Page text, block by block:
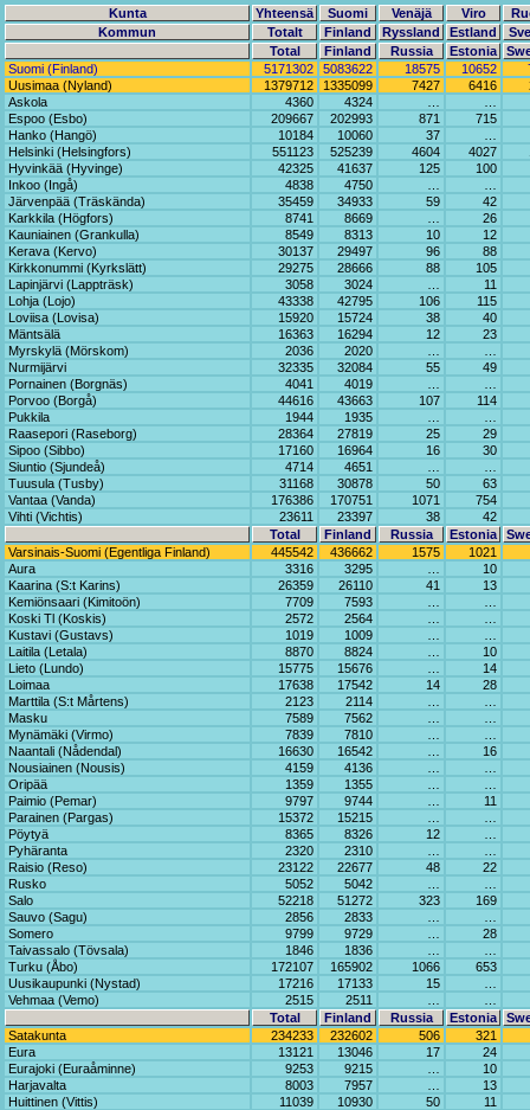
Kunta Yhteensä Suomi Venäjä Viro
Kommun
Totalt Finland Ryssland Estland
Total
Finland Russia Estonia
Suomi (Finland)
5171302 5083622 18575 10652
Uusimaa (Nyland)
1379712 1335099 7427 6416
Askola
4360 4324
Espoo (Esbo)
209667 202993 871
715
Hanko (Hangö)
10184 10060 37
Helsinki (Helsingfors)
551123 525239 4604 4027
Hyvinkää (Hyvinge)
42325 41637 125
100
Inkoo (Ingå)
4838 4750
Järvenpää (Träskända)
35459 34933 59
42
Karkkila (Högfors)
8741 8669
26
Kauniainen (Grankulla)
8549 8313 10
12
Kerava (Kervo)
30137 29497 96
88
Kirkkonummi (Kyrkslätt)
29275 28666 88
105
Lapinjärvi (Lappträsk)
3058 3024
11
Lohja (Lojo)
43338 42795 106
115
Loviisa (Lovisa)
15920 15724 38
40
Mäntsälä
16363 16294 12
23
Myrskylä (Mörskom)
2036 2020
Nurmijärvi
32335 32084 55
49
Pornainen (Borgnäs)
4041 4019
Porvoo (Borgå)
44616 43663 107
114
Pukkila
1944 1935
Raasepori (Raseborg)
28364 27819 25
29
Sipoo (Sibbo)
17160 16964 16
30
Siuntio (Sjundeå)
4714 4651
Tuusula (Tusby)
31168 30878 50
63
Vantaa (Vanda)
176386 170751 1071
754
Vihti (Vichtis)
23611 23397 38
42
Total
Finland Russia Estonia
Varsinais-Suomi (Egentliga Finland)
445542 436662 1575
1021
Aura
3316 3295
10
Kaarina (S:t Karins)
26359 26110 41
13
Kemiönsaari (Kimitoön)
7709 7593
Koski Tl (Koskis)
2572 2564
Kustavi (Gustavs)
1019 1009
Laitila (Letala)
8870 8824
10
Lieto (Lundo)
15775 15676
14
Loimaa
17638 17542 14
28
Marttila (S:t Mårtens)
2123 2114
Masku
7589 7562
Mynämäki (Virmo)
7839 7810
Naantali (Nådendal)
16630 16542
16
Nousiainen (Nousis)
4159 4136
Oripää
1359 1355
Paimio (Pemar)
9797 9744
11
Parainen (Pargas)
15372 15215
Pöytyä
8365 8326 12
Pyhäranta
2320 2310
Raisio (Reso)
23122 22677 48
22
Rusko
5052 5042
Salo
52218 51272 323
169
Sauvo (Sagu)
2856 2833
Somero
9799 9729
28
Taivassalo (Tövsala)
1846 1836
Turku (Åbo)
172107 165902 1066
653
Uusikaupunki (Nystad)
17216 17133 15
Vehmaa (Vemo)
2515 2511
Total
Finland Russia Estonia
Satakunta
234233 232602 506
321
Eura
13121 13046 17
24
Eurajoki (Euraåminne)
9253 9215
10
Harjavalta
8003 7957
13
Huittinen (Vittis)
11039 10930 50
11